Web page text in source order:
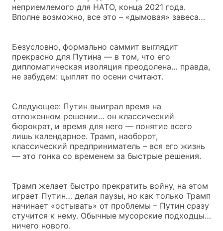
неприемлемого для НАТО, конца 2021 года.
Вполне возможно, все это – «дымовая» завеса…
Безусловно, формально саммит выглядит
прекрасно для Путина — в том, что его
дипломатическая изоляция преодолена… правда,
не забудем: цыплят по осени считают.
Следующее: Путин выиграл время на
отложенном решении… он классический
бюрократ, и время для него — понятие всего
лишь календарное. Трамп, наоборот,
классический предприниматель – вся его жизнь
— это гонка со временем за быстрые решения.
Трамп желает быстро прекратить войну, на этом
играет Путин… делая паузы, но как только Трамп
начинает «остывать» от проблемы – Путин сразу
стучится к нему. Обычные мусорские подходцы…
ничего нового.